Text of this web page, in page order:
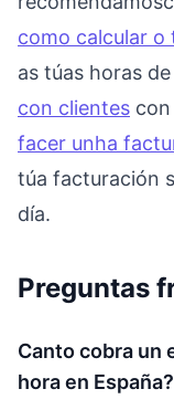
como calcular
as túas horas
con clientes
facer unha
túa facturación
día.
Preguntas
Canto cobra un
hora en España?